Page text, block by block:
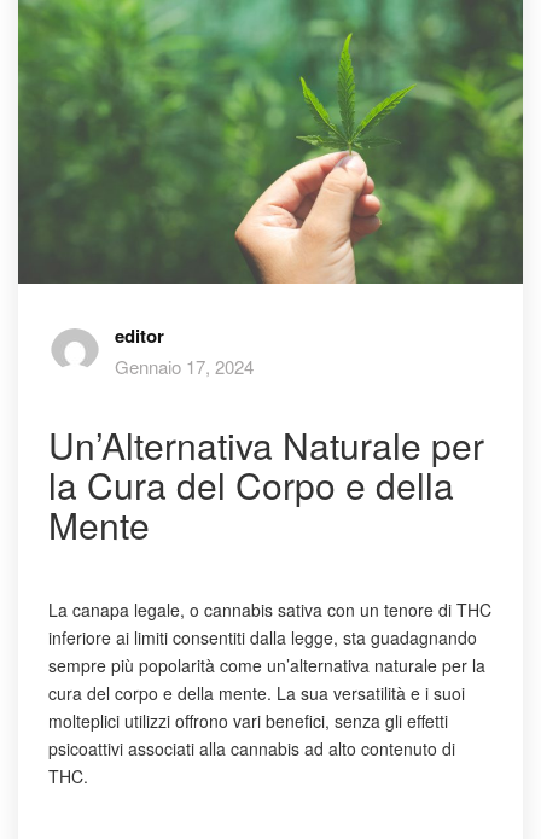
editor
Gennaio 17, 2024
Un’Alternativa Naturale per
la Cura del Corpo e della
Mente
La canapa legale, o cannabis sativa con un tenore di THC
inferiore ai limiti consentiti dalla legge, sta guadagnando
sempre più popolarità come un’alternativa naturale per la
cura del corpo e della mente. La sua versatilità e i suoi
molteplici utilizzi offrono vari benefici, senza gli effetti
psicoattivi associati alla cannabis ad alto contenuto di
THC.